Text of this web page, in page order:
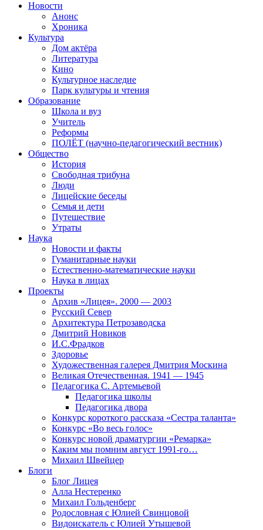
Новости
Анонс
Хроника
Культура
Дом актёра
Литература
Кино
Культурное наследие
Парк культуры и чтения
Образование
Школа и вуз
Учитель
Реформы
ПОЛЁТ (научно-педагогический вестник)
Общество
История
Свободная трибуна
Люди
Лицейские беседы
Семья и дети
Путешествие
Утраты
Наука
Новости и факты
Гуманитарные науки
Естественно-математические науки
Наука в лицах
Проекты
Архив «Лицея». 2000 — 2003
Русский Север
Архитектура Петрозаводска
Дмитрий Новиков
И.С.Фрадков
Здоровье
Художественная галерея Дмитрия Москина
Великая Отечественная. 1941 — 1945
Педагогика С. Артемьевой
Педагогика школы
Педагогика двора
Конкурс короткого рассказа «Сестра таланта»
Конкурс «Во весь голос»
Конкурс новой драматургии «Ремарка»
Каким мы помним август 1991-го…
Михаил Швейцер
Блоги
Блог Лицея
Алла Нестеренко
Михаил Гольденберг
Родословная с Юлией Свинцовой
Видоискатель с Юлией Утышевой